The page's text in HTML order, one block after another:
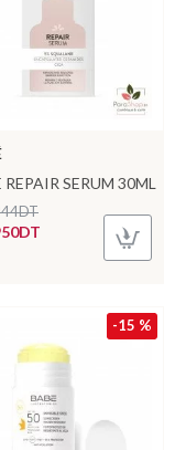
REPAIR SERUM 30ML
-15 %